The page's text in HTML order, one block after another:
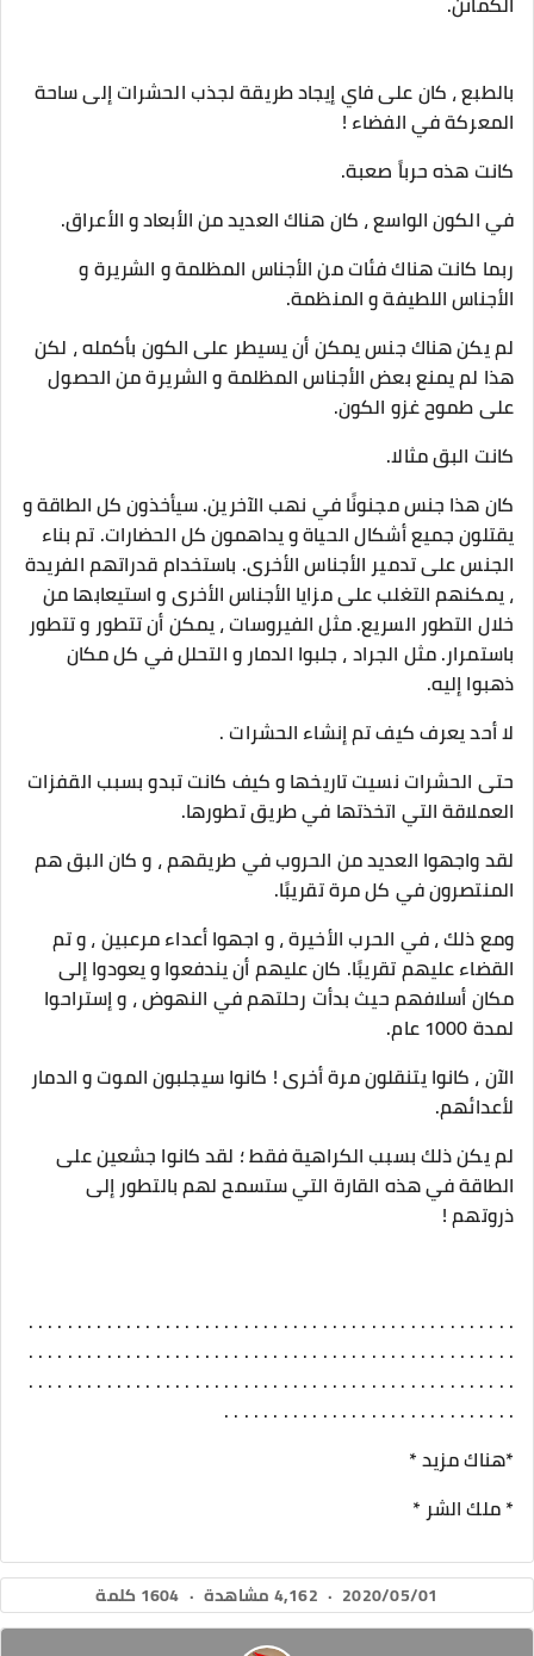
بالطبع ، كان على فاي إيجاد طريقة لجذب الحشرات إلى ساحة
المعركة في الفضاء !
كانت هذه حرباً صعبة.
في الكون الواسع ، كان هناك العديد من الأبعاد و الأعراق.
ربما كانت هناك فئات من الأجناس المظلمة و الشريرة و
الأجناس اللطيفة و المنظمة.
لم يكن هناك جنس يمكن أن يسيطر على الكون بأكمله ، لكن
هذا لم يمنع بعض الأجناس المظلمة و الشريرة من الحصول
على طموح غزو الكون.
كانت البق مثالا.
كان هذا جنس مجنونًا في نهب الآخرين. سيأخذون كل الطاقة و
يقتلون جميع أشكال الحياة و يداهمون كل الحضارات. تم بناء
الجنس على تدمير الأجناس الأخرى. باستخدام قدراتهم الفريدة
، يمكنهم التغلب على مزايا الأجناس الأخرى و استيعابها من
خلال التطور السريع. مثل الفيروسات ، يمكن أن تتطور و تتطور
باستمرار. مثل الجراد ، جلبوا الدمار و التحلل في كل مكان
ذهبوا إليه.
لا أحد يعرف كيف تم إنشاء الحشرات .
حتى الحشرات نسيت تاريخها و كيف كانت تبدو بسبب القفزات
العملاقة التي اتخذتها في طريق تطورها.
لقد واجهوا العديد من الحروب في طريقهم ، و كان البق هم
المنتصرون في كل مرة تقريبًا.
ومع ذلك ، في الحرب الأخيرة ، و اجهوا أعداء مرعبين ، و تم
القضاء عليهم تقريبًا. كان عليهم أن يندفعوا و يعودوا إلى
مكان أسلافهم حيث بدأت رحلتهم في النهوض ، و إستراحوا
لمدة 1000 عام.
الآن ، كانوا يتنقلون مرة أخرى ! كانوا سيجلبون الموت و الدمار
لأعدائهم.
لم يكن ذلك بسبب الكراهية فقط ؛ لقد كانوا جشعين على
الطاقة في هذه القارة التي ستسمح لهم بالتطور إلى
ذروتهم !
. . . . . . . . . . . . . . . . . . . . . . . . . . . . . . . . . . . . . . . . . . . . . . . . . .
. . . . . . . . . . . . . . . . . . . . . . . . . . . . . . . . . . . . . . . . . . . . . . . . . .
. . . . . . . . . . . . . . . . . . . . . . . . . . . . . . . . . . . . . . . . . . . . . . . . . .
. . . . . . . . . . . . . . . . . . . . . . . . . . . . . .
*هناك مزيد *
* ملك الشر *
2020/05/01
· 4,162 مشاهدة · 1604 كلمة